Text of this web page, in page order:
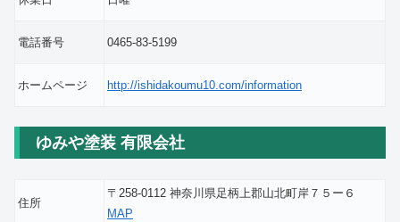
電話番号 0465-83-5199
ホームページ http://ishidakoumu10.com/information
ゆみや塗装 有限会社
住所
〒258-0112 神奈川県足柄上郡山北町岸７５ー６
MAP